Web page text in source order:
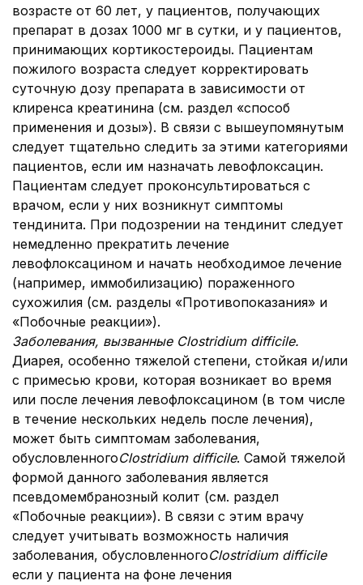
возрасте от 60 лет, у пациентов, получающих
препарат в дозах 1000 мг в сутки, и у пациентов,
принимающих кортикостероиды. Пациентам
пожилого возраста следует корректировать
суточную дозу препарата в зависимости от
клиренса креатинина (см. раздел «способ
применения и дозы»). В связи с вышеупомянутым
следует тщательно следить за этими категориями
пациентов, если им назначать левофлоксацин.
Пациентам следует проконсультироваться с
врачом, если у них возникнут симптомы
тендинита. При подозрении на тендинит следует
немедленно прекратить лечение
левофлоксацином и начать необходимое лечение
(например, иммобилизацию) пораженного
сухожилия (см. разделы «Противопоказания» и
«Побочные реакции»).
Заболевания, вызванные Clostridium difficile.
Диарея, особенно тяжелой степени, стойкая и/или
с примесью крови, которая возникает во время
или после лечения левофлоксацином (в том числе
в течение нескольких недель после лечения),
может быть симптомам заболевания,
обусловленногоClostridium difficile. Самой тяжелой
формой данного заболевания является
псевдомембранозный колит (см. раздел
«Побочные реакции»). В связи с этим врачу
следует учитывать возможность наличия
заболевания, обусловленногоClostridium difficile
если у пациента на фоне лечения